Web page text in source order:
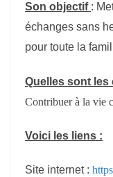
Son objectif :
échanges sans
pour toute la
Quelles sont l es
Contribuer à la vie
Voici les liens :
Site internet :